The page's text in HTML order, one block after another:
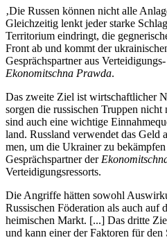
‚Die Russen können nicht alle
Gleich­zei­tig lenkt jeder starke
Ter­ri­to­rium ein­dringt, die
Front ab und kommt der
Gesprächs­part­ner aus
Eko­no­mit­schna Prawda.
Das zweite Ziel ist wirt­schaft­li­cher
sor­gen die rus­si­schen Truppen
sind auch eine wich­tige
land. Russ­land ver­wen­det das Geld
men, um die Ukrai­ner zu bekämp­fen
Gesprächs­part­ner der
Verteidigungsressorts.
Die Angriffe hätten sowohl
Rus­si­schen Föde­ra­tion als auch auf
hei­mi­schen Markt. [...] Das dritte
und kann einer der Fak­to­ren für den